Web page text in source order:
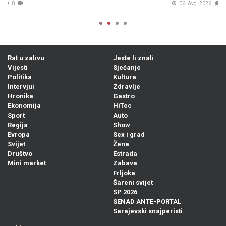
06. Avg. 2026
Rat u zalivu
Vijesti
Politika
Intervjui
Hronika
Ekonomija
Sport
Regija
Evropa
Svijet
Društvo
Mini market
Jeste li znali
Sjećanje
Kultura
Zdravlje
Gastro
HiTec
Auto
Show
Sex i grad
Žena
Estrada
Zabava
Frljoka
Šareni svijet
SP 2026
SENAD ANTE-PORTAL
Sarajevski snajperisti